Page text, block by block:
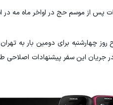
پس از موسم حج در اواخر ماه مه در
چهارشنبه برای دومین بار به
جریان این سفر پیشنهادات اصلاحی